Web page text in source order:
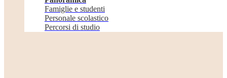
Famiglie e studenti
Personale scolastico
Percorsi di studio